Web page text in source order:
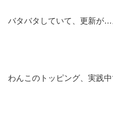
バタバタしていて、更新が…
わんこのトッピング、実践中